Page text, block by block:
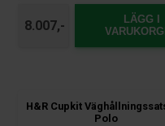
8.007,-
LÄGG I
H&R Cupkit
Polo